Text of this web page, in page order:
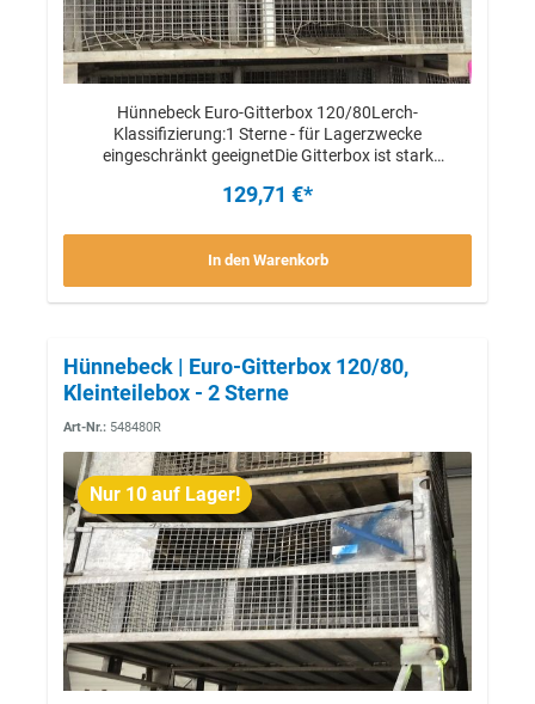
Hünnebeck Euro-Gitterbox 120/80Lerch-
Klassifizierung:1 Sterne - für Lagerzwecke
eingeschränkt geeignetDie Gitterbox ist stark
Lagerzwecke eingesetzt werden.Das Verheben mittels
129,71 €*
In den Warenkorb
Nur 10 auf Lager!
Hünnebeck | Euro-Gitterbox 120/80,
Kleinteilebox - 2 Sterne
Art-Nr.: 548480R